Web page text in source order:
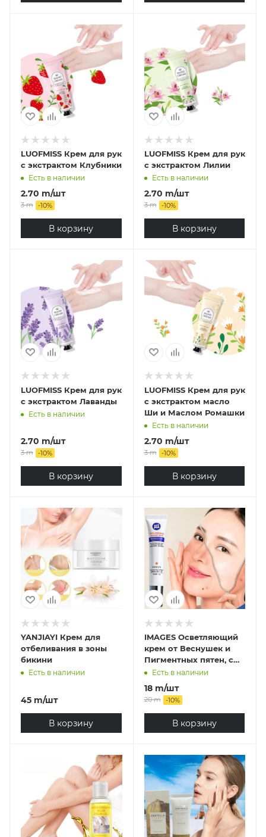
LUOFMISS Крем для рук
с экстрактом Клубники
Есть в наличии
2.70 m/шт
3m -10%
В корзину
LUOFMISS Крем для рук
с экстрактом Лилии
Есть в наличии
2.70 m/шт
3m -10%
В корзину
LUOFMISS Крем для рук
с экстрактом Лаванды
Есть в наличии
2.70 m/шт
3m -10%
В корзину
LUOFMISS Крем для рук
с экстрактом масло
Ши и Маслом Ромашки
Есть в наличии
2.70 m/шт
3m -10%
В корзину
YANJIAYI Крем для
отбеливания в зоны
бикини
Есть в наличии
45 m/шт
В корзину
IMAGES Осветляющий
крем от Веснушек и
Пигментных пятен, с
Витаминами Е и С и
Гиалуроновой
кислотой
Есть в наличии
18m/шт
20m -10%
В корзину